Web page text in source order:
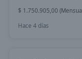
$ 1.750.905,00
Hace 4 días